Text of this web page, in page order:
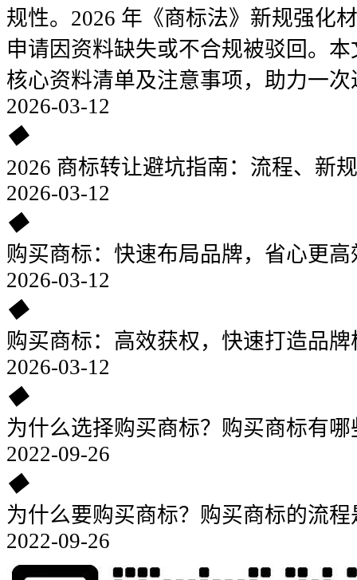
规性。2026 年《商标法》新规强化
申请因资料缺失或不合规被驳回。
核心资料清单及注意事项，助力一次
2026-03-12
◆
2026 商标转让避坑指南：流程、新
2026-03-12
◆
购买商标：快速布局品牌，省心更高
2026-03-12
◆
购买商标：高效获权，快速打造品
2026-03-12
◆
为什么选择购买商标？购买商标有
2022-09-26
◆
为什么要购买商标？购买商标的流
2022-09-26